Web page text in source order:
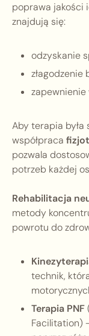
poprawa jakości
znajdują się:
odzyskanie
złagodzenie
Aby terapia była
współpraca
pozwala
potrzeb każdej
Rehabilitacja
metody
powrotu do
technik,
Terapia PNF
Facilitation)